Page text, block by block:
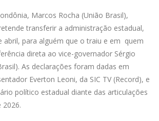
Marcos Rocha (União Brasil),
transferir a administração estadual,
abril, para alguém que o traiu e em quem
direta ao vice-governador Sérgio
As declarações foram dadas em
Everton Leoni, da SIC TV (Record), e
político estadual diante das articulações
2026.